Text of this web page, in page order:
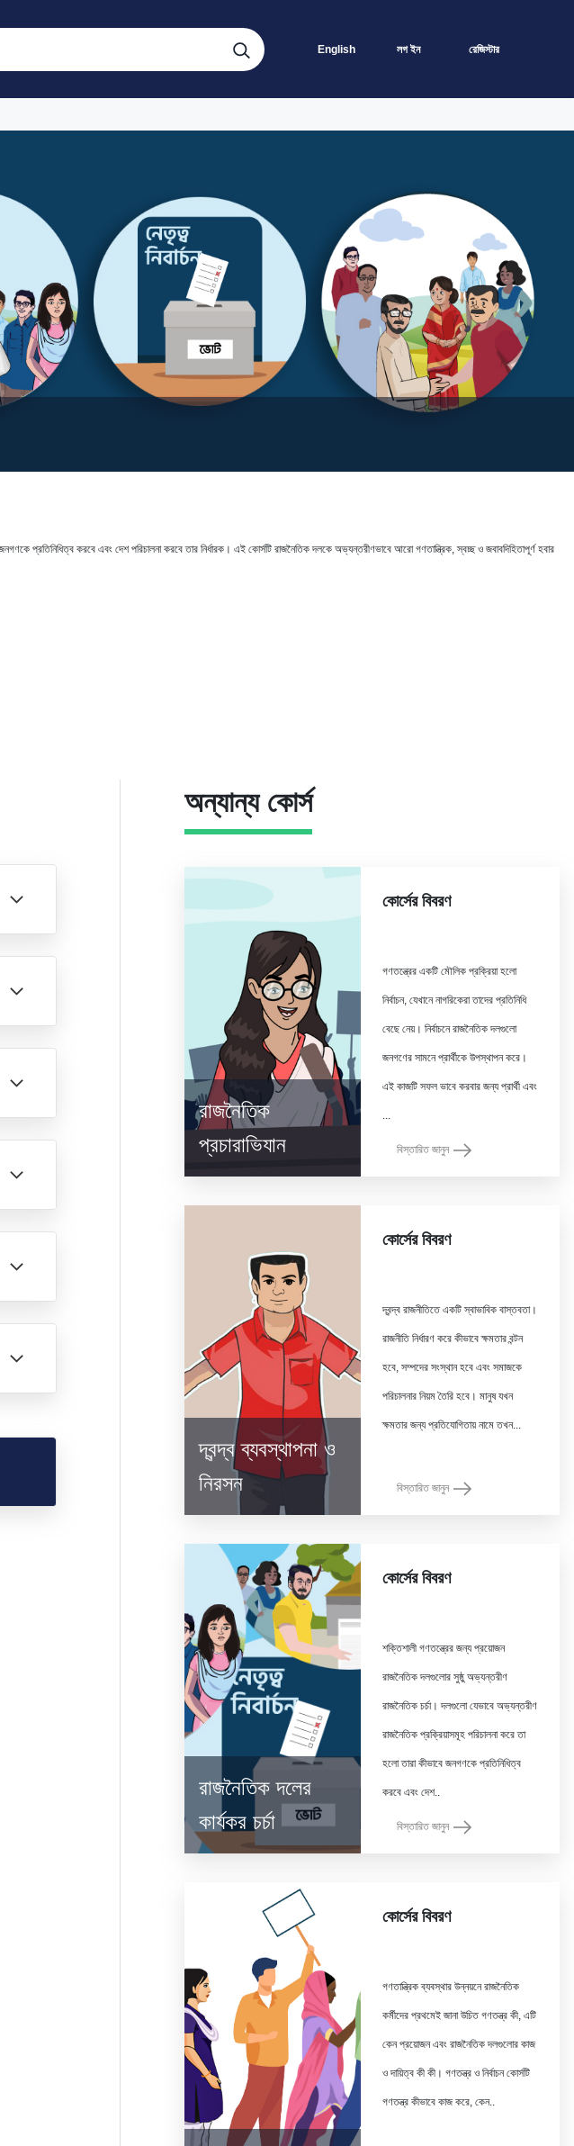
English লগ ইন রেজিস্টার
প্রতিনিধিত্ব করবে এবং দেশ পরিচালনা করবে তার নির্ধারক। এই কোর্সটি রাজনৈতিক দলকে অভ্যন্তরীণভাবে আরো গণতান্ত্রিক, স্বচ্ছ ও জবাবদিহিতাপূর্ণ হবার
অন্যান্য কোর্স
রাজনৈতিক
প্রচারাভিযান
কোর্সের বিবরণ
গণতন্ত্রের একটি মৌলিক প্রক্রিয়া হলো
নির্বাচন, যেখানে নাগরিকেরা তাদের প্রতিনিধি
বেছে নেয়। নির্বাচনে রাজনৈতিক দলগুলো
জনগণের সামনে প্রার্থীকে উপস্থাপন করে।
এই কাজটি সফল ভাবে করবার জন্য প্রার্থী এবং
...
বিস্তারিত জানুন
দ্বন্দ্ব ব্যবস্থাপনা ও
নিরসন
কোর্সের বিবরণ
দ্বন্দ্ব রাজনীতিতে একটি স্বাভাবিক বাস্তবতা।
রাজনীতি নির্ধারণ করে কীভাবে ক্ষমতার বন্টন
হবে, সম্পদের সংস্থান হবে এবং সমাজকে
পরিচালনার নিয়ম তৈরি হবে। মানুষ যখন
ক্ষমতার জন্য প্রতিযোগিতায় নামে তখন...
বিস্তারিত জানুন
রাজনৈতিক দলের
কার্যকর চর্চা
কোর্সের বিবরণ
শক্তিশালী গণতন্ত্রের জন্য প্রয়োজন
রাজনৈতিক দলগুলোর সুষ্ঠু অভ্যন্তরীণ
রাজনৈতিক চর্চা। দলগুলো যেভাবে অভ্যন্তরীণ
রাজনৈতিক প্রক্রিয়াসমূহ পরিচালনা করে তা
হলো তারা কীভাবে জনগণকে প্রতিনিধিত্ব
করবে এবং দেশ..
বিস্তারিত জানুন
কোর্সের বিবরণ
গণতান্ত্রিক ব্যবস্থার উন্নয়নে রাজনৈতিক
কর্মীদের প্রথমেই জানা উচিত গণতন্ত্র কী, এটি
কেন প্রয়োজন এবং রাজনৈতিক দলগুলোর কাজ
ও দায়িত্ব কী কী। গণতন্ত্র ও নির্বাচন কোর্সটি
গণতন্ত্র কীভাবে কাজ করে, কেন..